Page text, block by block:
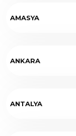
AMASYA
ANKARA
ANTALYA